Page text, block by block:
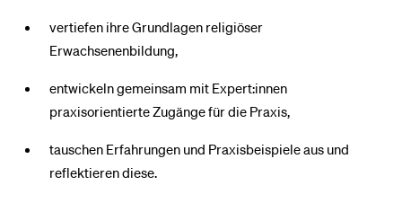
vertiefen ihre Grundlagen religiöser
Erwachsenenbildung,
entwickeln gemeinsam mit Expert:innen
praxisorientierte Zugänge für die Praxis,
tauschen Erfahrungen und Praxisbeispiele aus und
reflektieren diese.